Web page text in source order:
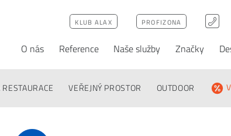
KLUB ALAX PROFIZONA
O nás Reference Naše služby Značky
VEŘEJNÝ PROSTOR OUTDOOR
Poptávka FAQ